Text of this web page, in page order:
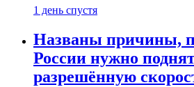
1 день спустя
Названы причины,
России нужно
разрешённую